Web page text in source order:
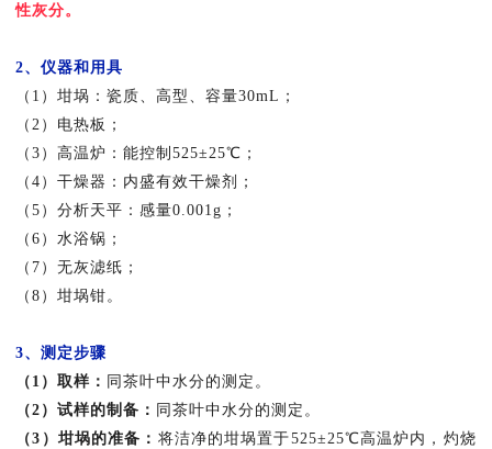
性灰分。
2、仪器和用具
（1）坩埚：瓷质、高型、容量30mL；
（2）电热板；
（3）高温炉：能控制525±25℃；
（4）干燥器：内盛有效干燥剂；
（5）分析天平：感量0.001g；
（6）水浴锅；
（7）无灰滤纸；
（8）坩埚钳。
3、测定步骤
（1）取样： 同茶叶中水分的测定。
（2）试样的制备： 同茶叶中水分的测定。
（3）坩埚的准备： 将洁净的坩埚置于525±25℃高温炉内，灼烧